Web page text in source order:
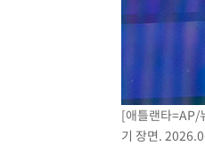
[애틀랜타=AP/
기 장면.